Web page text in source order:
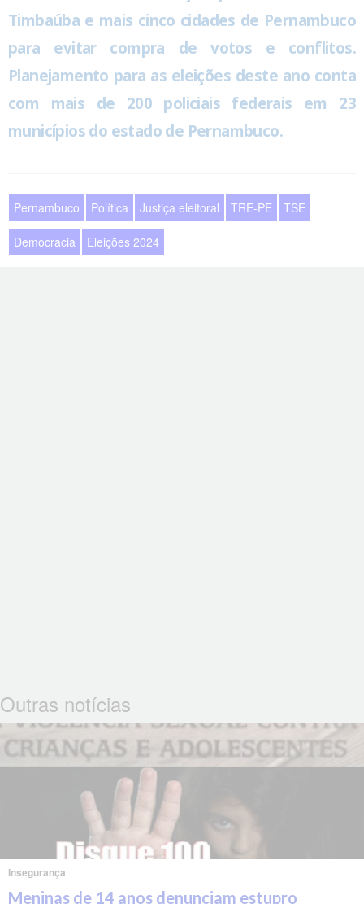
Timbaúba e mais cinco cidades de Pernambuco
para evitar compra de votos e conflitos.
Planejamento para as eleições deste ano conta
com mais de 200 policiais federais em 23
municípios do estado de Pernambuco.
Pernambuco Política Justiça eleitoral TRE-PE TSE
Democracia Eleições 2024
Outras notícias
Insegurança
Meninas de 14 anos denunciam estupro